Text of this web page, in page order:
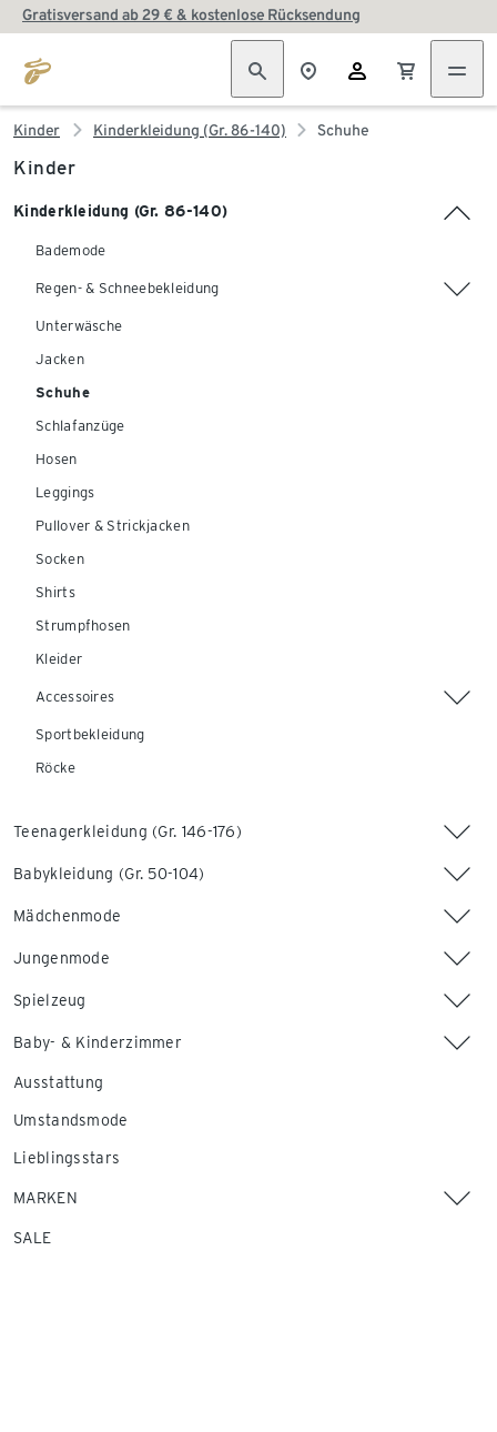
Gratisversand ab 29 € & kostenlose Rücksendung
Kinder Kinderkleidung (Gr. 86-140) Schuhe
Kinder
Kinderkleidung (Gr. 86-140)
Bademode
Regen- & Schneebekleidung
Unterwäsche
Jacken
Schuhe
Schlafanzüge
Hosen
Leggings
Pullover & Strickjacken
Socken
Shirts
Strumpfhosen
Kleider
Accessoires
Sportbekleidung
Röcke
Teenagerkleidung (Gr. 146-176)
Babykleidung (Gr. 50-104)
Mädchenmode
Jungenmode
Spielzeug
Baby- & Kinderzimmer
Ausstattung
Umstandsmode
Lieblingsstars
MARKEN
SALE